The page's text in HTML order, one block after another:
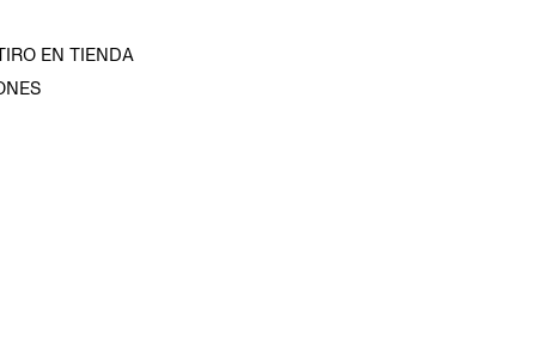
EN TIENDA